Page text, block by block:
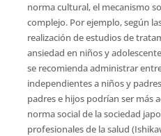
norma cultural, el mecanismo
complejo. Por ejemplo, según
realización de estudios de
ansiedad en niños y
se recomienda administrar
independientes a niños y
padres e hijos podrían ser más
norma social de la sociedad
profesionales de la salud